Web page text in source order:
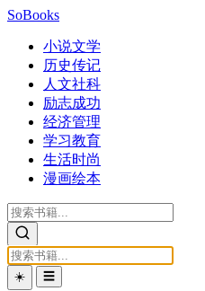
SoBooks
小说文学
历史传记
人文社科
励志成功
经济管理
学习教育
生活时尚
漫画绘本
☀️ ☰